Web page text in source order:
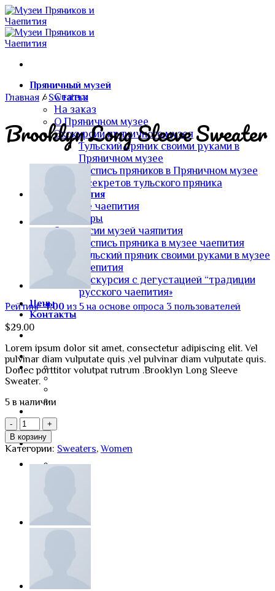
Skip
to
content
Пряничный музей
Статьи
На заказ
О Пряничном музее
Экскурсии пряничного музея
Тульский пряник своими руками в
Пряничном музее
Роспись пряников в Пряничном музее
5 секретов тульского пряника
Музей чаепития
О музее чаепития
Самовары
Экскурсии музей чаяпития
Роспись пряника в музее чаепития
Тульский пряник своими руками в музее
чаепития
Экскурсия с дегустацией “традиции
русского чаепития»
Цены
Контакты
Главная / Sweaters
Brooklyn Long Sleeve Sweater
Рейтинг4.00из 5 на основе опроса 3 пользователей
$29.00
Lorem ipsum dolor sit amet, consectetur adipiscing elit. Vel
pulvinar diam vulputate quis ,vel pulvinar diam vulputate quis.
Donec porttitor volutpat rutrum .Brooklyn Long Sleeve
Sweater.
5 в наличии
Количество
товара
Brooklyn
Long
Sleeve
В корзину
Категории: Sweaters,Women